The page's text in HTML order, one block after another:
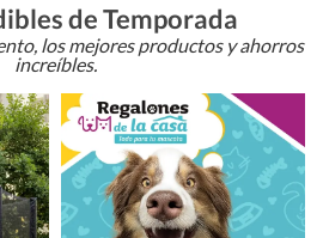
de Temporada
los mejores productos y ahorros
increíbles.